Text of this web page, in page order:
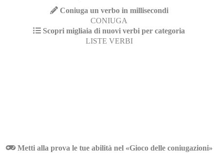
Coniuga un verbo in millisecondi
CONIUGA
Scopri migliaia di nuovi verbi per categoria
LISTE VERBI
Metti alla prova le tue abilità nel «Gioco delle coniugazioni»